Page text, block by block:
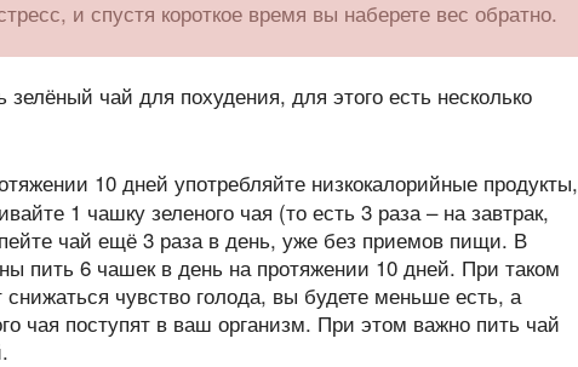
и спустя короткое время вы наберете вес обратно.
чай для похудения, для этого есть несколько
10 дней употребляйте низкокалорийные продукты,
1 чашку зеленого чая (то есть 3 раза – на завтрак,
чай ещё 3 раза в день, уже без приемов пищи. В
пить 6 чашек в день на протяжении 10 дней. При таком
чувство голода, вы будете меньше есть, а
чая поступят в ваш организм. При этом важно пить чай